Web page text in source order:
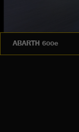
ABARTH 600e